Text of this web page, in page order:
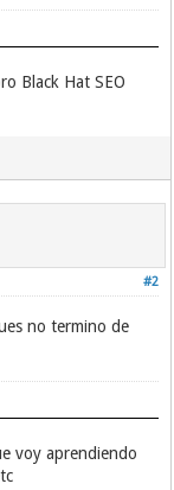
Black Hat SEO
#2
no termino de
voy aprendiendo